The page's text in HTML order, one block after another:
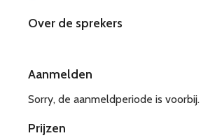
Over de sprekers
Aanmelden
Sorry, de aanmeldperiode is voorbij.
Prijzen